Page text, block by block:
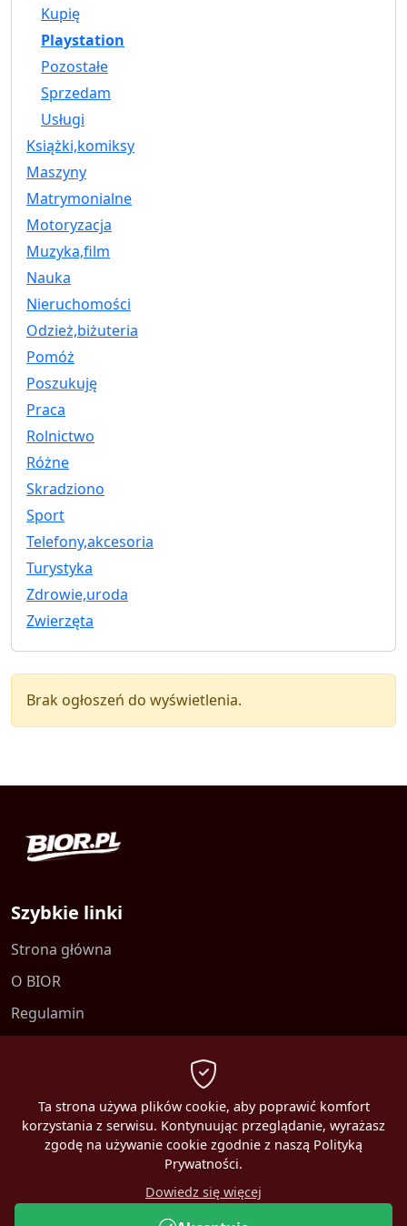
Kupię
Playstation
Pozostałe
Sprzedam
Usługi
Książki,komiksy
Maszyny
Matrymonialne
Motoryzacja
Muzyka,film
Nauka
Nieruchomości
Odzież,biżuteria
Pomóż
Poszukuję
Praca
Rolnictwo
Różne
Skradziono
Sport
Telefony,akcesoria
Turystyka
Zdrowie,uroda
Zwierzęta
Brak ogłoszeń do wyświetlenia.
Szybkie linki
Strona główna
O BIOR
Regulamin
Ta strona używa plików cookie, aby poprawić komfort
korzystania z serwisu. Kontynuując przeglądanie, wyrażasz
zgodę na używanie cookie zgodnie z naszą Polityką
Prywatności.
Dowiedz się więcej